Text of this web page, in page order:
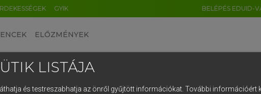
GYIK BELÉPÉS EDUID-
ELŐZMÉNYEK
LISTÁJA
és testreszabhatja az önről gyűjtött információkat. További információért